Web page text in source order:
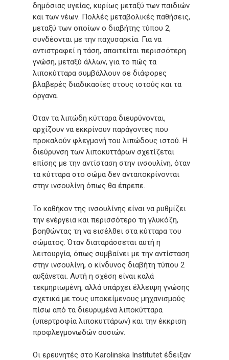
δημόσιας υγείας, κυρίως μεταξύ των παιδιών
και των νέων. Πολλές μεταβολικές παθήσεις,
μεταξύ των οποίων ο διαβήτης τύπου 2,
συνδέονται με την παχυσαρκία. Για να
αντιστραφεί η τάση, απαιτείται περισσότερη
γνώση, μεταξύ άλλων, για το πώς τα
λιποκύτταρα συμβάλλουν σε διάφορες
βλαβερές διαδικασίες στους ιστούς και τα
όργανα.
Όταν τα λιπώδη κύτταρα διευρύνονται,
αρχίζουν να εκκρίνουν παράγοντες που
προκαλούν φλεγμονή του λιπώδους ιστού. Η
διεύρυνση των λιποκυττάρων σχετίζεται
επίσης με την αντίσταση στην ινσουλίνη, όταν
τα κύτταρα στο σώμα δεν ανταποκρίνονται
στην ινσουλίνη όπως θα έπρεπε.
Το καθήκον της ινσουλίνης είναι να ρυθμίζει
την ενέργεια και περισσότερο τη γλυκόζη,
βοηθώντας τη να εισέλθει στα κύτταρα του
σώματος. Όταν διαταράσσεται αυτή η
λειτουργία, όπως συμβαίνει με την αντίσταση
στην ινσουλίνη, ο κίνδυνος διαβήτη τύπου 2
αυξάνεται. Αυτή η σχέση είναι καλά
τεκμηριωμένη, αλλά υπάρχει έλλειψη γνώσης
σχετικά με τους υποκείμενους μηχανισμούς
πίσω από τα διευρυμένα λιποκύτταρα
(υπερτροφία λιποκυττάρων) και την έκκριση
προφλεγμονωδών ουσιών.
Οι ερευνητές στο Karolinska Institutet έδειξαν